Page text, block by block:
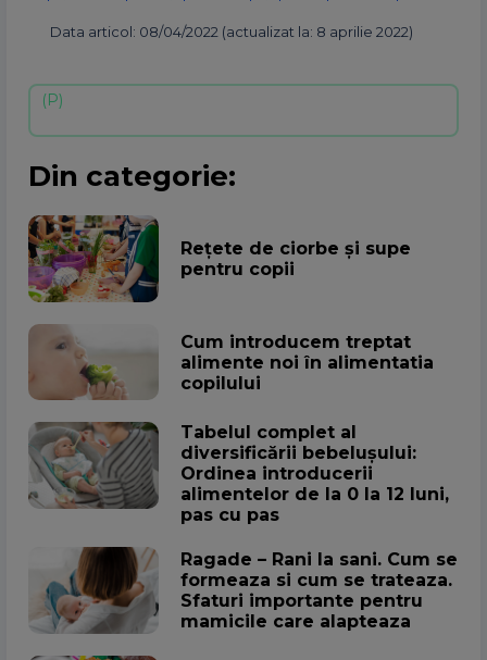
Data articol: 08/04/2022 (actualizat la: 8 aprilie 2022)
Din categorie:
Rețete de ciorbe și supe
pentru copii
Cum introducem treptat
alimente noi în alimentatia
copilului
Tabelul complet al
diversificării bebelușului:
Ordinea introducerii
alimentelor de la 0 la 12 luni,
pas cu pas
Ragade – Rani la sani. Cum se
formeaza si cum se trateaza.
Sfaturi importante pentru
mamicile care alapteaza